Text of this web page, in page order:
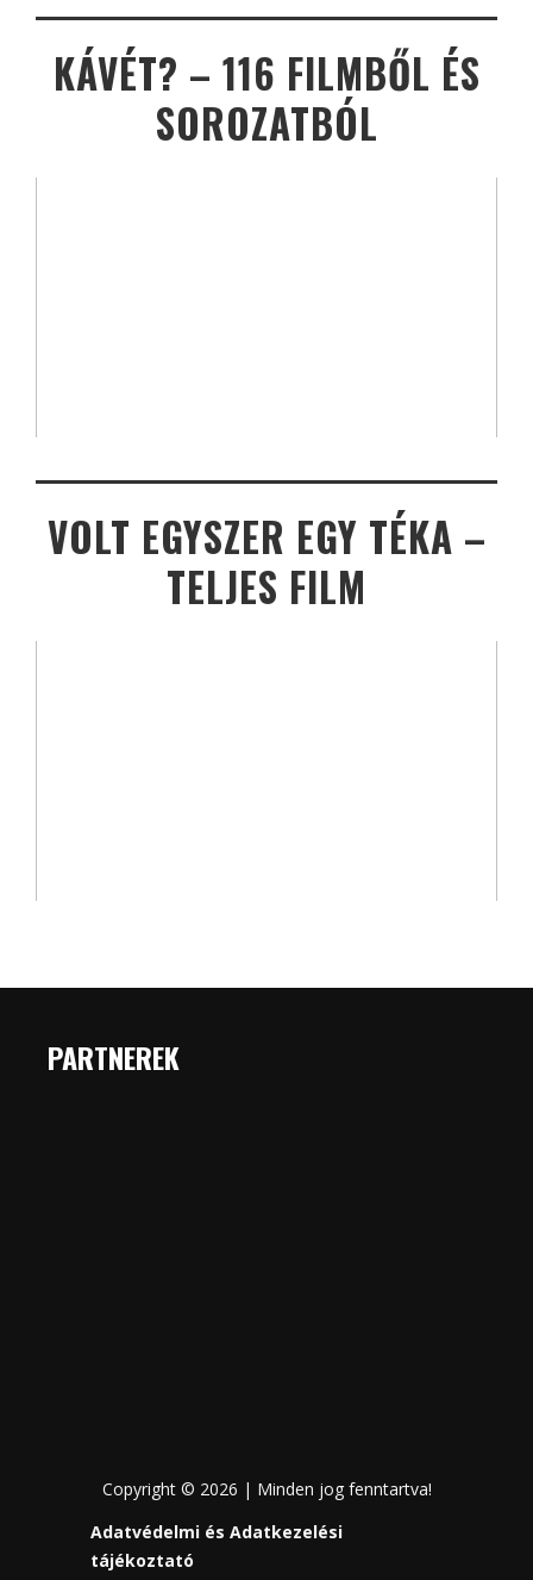
KÁVÉT? – 116 FILMBŐL ÉS
SOROZATBÓL
VOLT EGYSZER EGY TÉKA –
TELJES FILM
PARTNEREK
Copyright © 2026 | Minden jog fenntartva!
Adatvédelmi és Adatkezelési
tájékoztató